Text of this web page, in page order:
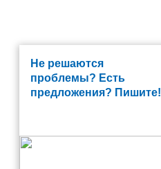
Не решаются
проблемы? Есть
предложения? Пишите!